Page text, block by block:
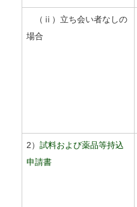
（ⅱ）立ち会い者なしの
場合
2） 試料および薬品等持込
申請書